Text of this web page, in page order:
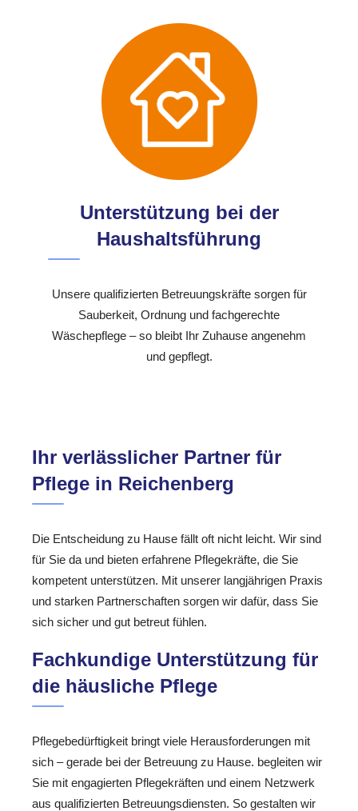
Unterstützung bei der
Haushaltsführung
Unsere qualifizierten Betreuungskräfte sorgen für
Sauberkeit, Ordnung und fachgerechte
Wäschepflege – so bleibt Ihr Zuhause angenehm
und gepflegt.
Ihr verlässlicher Partner für
Pflege in Reichenberg
Die Entscheidung zu Hause fällt oft nicht leicht. Wir sind
für Sie da und bieten erfahrene Pflegekräfte, die Sie
kompetent unterstützen. Mit unserer langjährigen Praxis
und starken Partnerschaften sorgen wir dafür, dass Sie
sich sicher und gut betreut fühlen.
Fachkundige Unterstützung für
die häusliche Pflege
Pflegebedürftigkeit bringt viele Herausforderungen mit
sich – gerade bei der Betreuung zu Hause. begleiten wir
Sie mit engagierten Pflegekräften und einem Netzwerk
aus qualifizierten Betreuungsdiensten. So gestalten wir